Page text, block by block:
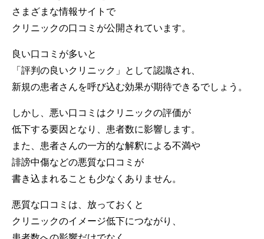
さまざまな情報サイトで
クリニックの口コミが公開されています。
良い口コミが多いと
「評判の良いクリニック」として認識され、
新規の患者さんを呼び込む効果が期待できるでしょう。
しかし、悪い口コミはクリニックの評価が
低下する要因となり、患者数に影響します。
また、患者さんの一方的な解釈による不満や
誹謗中傷などの悪質な口コミが
書き込まれることも少なくありません。
悪質な口コミは、放っておくと
クリニックのイメージ低下につながり、